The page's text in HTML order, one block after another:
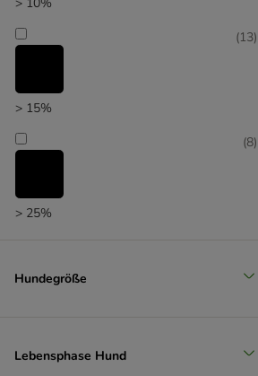
> 15%
(13)
> 25%
(8)
(3)
Hundegröße
Lebensphase Hund